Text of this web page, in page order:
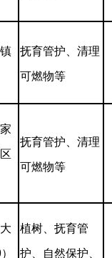
抚育管护、清理
可燃物等
抚育管护、清理
可燃物等
植树、抚育管
护、自然保护、